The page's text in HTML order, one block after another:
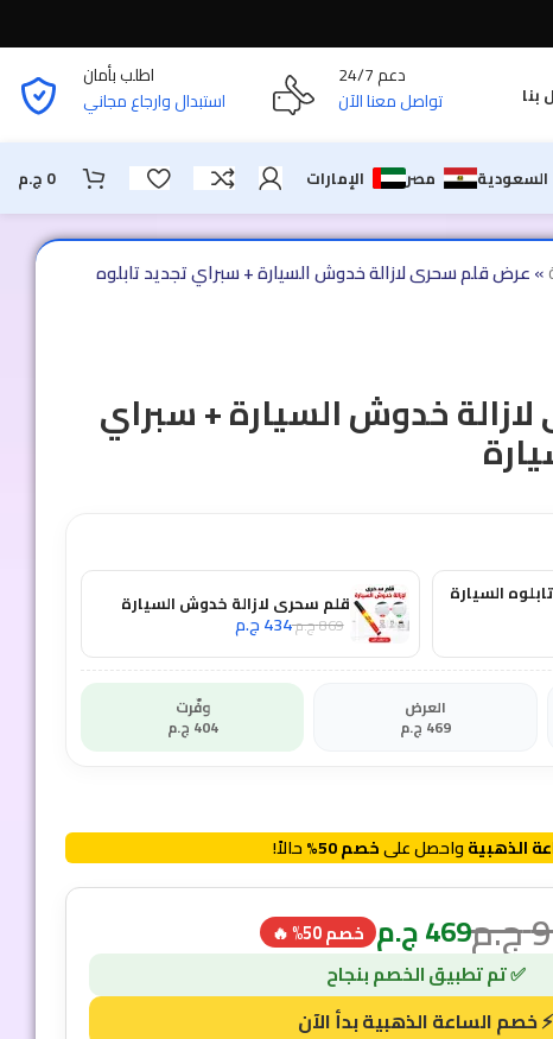
بنا
دعم 24/7
تواصل معنا الآن
اطلب بأمان
استبدال وارجاع مجاني
السعودية مصر الإمارات 0 ج.م
»عرض قلم سحرى لازالة خدوش السيارة + سبراي تجديد تابلوه
خدوش السيارة + سبراي
السيارة قلم سحرى لازالة خدوش السيارة
869ج.م434ج.م
العرض
469ج.م
وفّرت
404ج.م
الذهبيةواحصل علىخصم 50% حالاً!
ج.م469ج.م خصم 50% 🔥